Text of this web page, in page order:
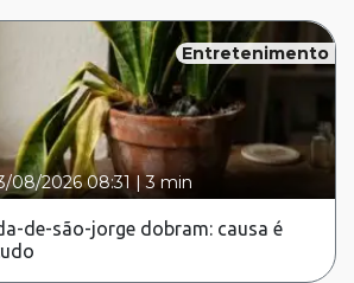
Entretenimento
08/2026 08:31 |3 min
de-são-jorge dobram: causa é